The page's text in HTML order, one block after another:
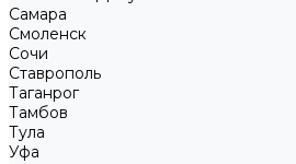
Самара
Смоленск
Сочи
Ставрополь
Таганрог
Тамбов
Тула
Уфа